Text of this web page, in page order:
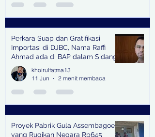
Perkara Suap dan Gratifikasi
Importasi di DJBC, Nama Raffi
Ahmad ada di BAP dalam Sidang
khoirulfatma13
11 Jun
2 menit membaca
Proyek Pabrik Gula Assembagoes
yang Rugikan Negara Rp645